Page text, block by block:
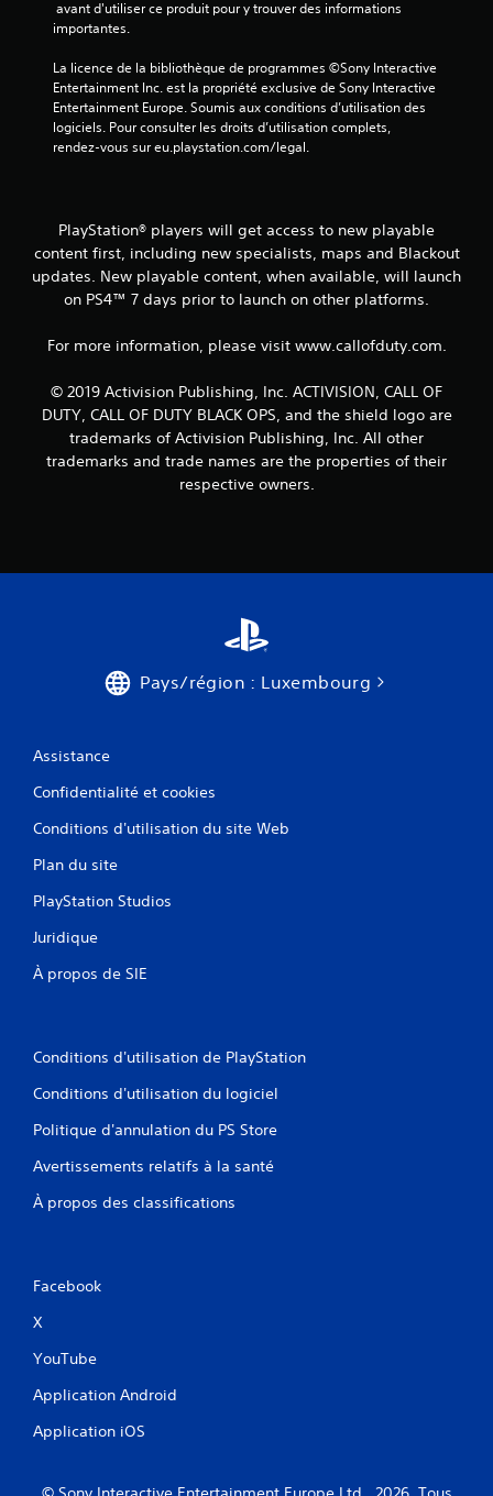
importantes.
La licence de la bibliothèque de programmes ©Sony Interactive
Entertainment Inc. est la propriété exclusive de Sony Interactive
Entertainment Europe. Soumis aux conditions d’utilisation des
logiciels. Pour consulter les droits d’utilisation complets,
rendez-vous sur eu.playstation.com/legal.
PlayStation® players will get access to new playable
content first, including new specialists, maps and Blackout
updates. New playable content, when available, will launch
on PS4™ 7 days prior to launch on other platforms.
For more information, please visit www.callofduty.com.
© 2019 Activision Publishing, Inc. ACTIVISION, CALL OF
DUTY, CALL OF DUTY BLACK OPS, and the shield logo are
trademarks of Activision Publishing, Inc. All other
trademarks and trade names are the properties of their
respective owners.
Pays/région : Luxembourg
Assistance
Confidentialité et cookies
Conditions d'utilisation du site Web
Plan du site
PlayStation Studios
Juridique
À propos de SIE
Conditions d'utilisation de PlayStation
Conditions d'utilisation du logiciel
Politique d'annulation du PS Store
Avertissements relatifs à la santé
À propos des classifications
Facebook
X
YouTube
Application Android
Application iOS